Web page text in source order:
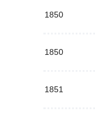
1850
1850
1851